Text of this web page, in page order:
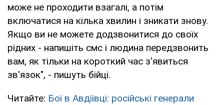
може не проходити взагалі, а потім
включатися на кілька хвилин і зникати знову.
Якщо ви не можете додзвонитися до своїх
рідних - напишіть смс і людина передзвонить
вам, як тільки на короткий час з'явиться
зв'язок", - пишуть бійці.
Читайте: Бої в Авдіївці: російські генерали